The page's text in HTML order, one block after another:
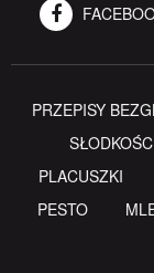
PRZEPISY
PLACUSZKI
PESTO